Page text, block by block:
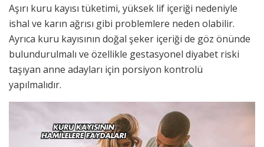
Aşırı kuru kayısı tüketimi, yüksek lif içeriği nedeniyle
ishal ve karın ağrısı gibi problemlere neden olabilir.
Ayrıca kuru kayısının doğal şeker içeriği de göz önünde
bulundurulmalı ve özellikle gestasyonel diyabet riski
taşıyan anne adayları için porsiyon kontrolü
yapılmalıdır.